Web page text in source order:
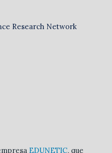
Research Network
EDUNETIC, que